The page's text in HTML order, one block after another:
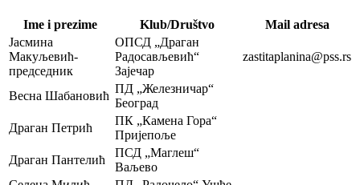
Ime i prezime Klub/Društvo
Мail adresa
Јасмина
Макуљевић-
председник
ОПСД „Драган
Радосављевић“
Зајечар
zastitaplanina@pss.rs
Весна Шабановић
ПД „Железничар“
Београд
Драган Петрић
ПК „Камена Гора“
Пријепоље
Драган Пантелић
ПСД „Маглеш“
Ваљево